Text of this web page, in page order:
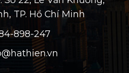
TP. Hồ Chí Minh
898-247